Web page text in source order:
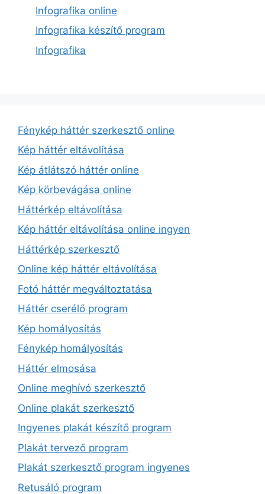
Infografika online
Infografika készítő program
Infografika
Fénykép háttér szerkesztő online
Kép háttér eltávolítása
Kép átlátszó háttér online
Kép körbevágása online
Háttérkép eltávolítása
Kép háttér eltávolítása online ingyen
Háttérkép szerkesztő
Online kép háttér eltávolítása
Fotó háttér megváltoztatása
Háttér cserélő program
Kép homályosítás
Fénykép homályosítás
Háttér elmosása
Online meghívó szerkesztő
Online plakát szerkesztő
Ingyenes plakát készítő program
Plakát tervező program
Plakát szerkesztő program ingyenes
Retusáló program